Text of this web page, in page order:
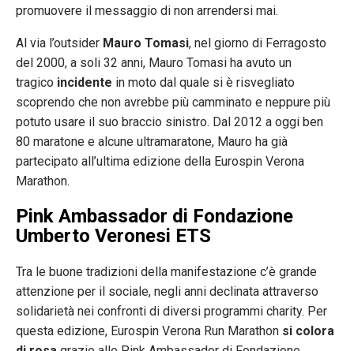
promuovere il messaggio di non arrendersi mai.
Al via l’outsider Mauro Tomasi, nel giorno di Ferragosto
del 2000, a soli 32 anni, Mauro Tomasi ha avuto un
tragico incidente in moto dal quale si è risvegliato
scoprendo che non avrebbe più camminato e neppure più
potuto usare il suo braccio sinistro. Dal 2012 a oggi ben
80 maratone e alcune ultramaratone, Mauro ha già
partecipato all’ultima edizione della Eurospin Verona
Marathon.
Pink Ambassador di Fondazione
Umberto Veronesi ETS
Tra le buone tradizioni della manifestazione c’è grande
attenzione per il sociale, negli anni declinata attraverso
solidarietà nei confronti di diversi programmi charity. Per
questa edizione, Eurospin Verona Run Marathon si colora